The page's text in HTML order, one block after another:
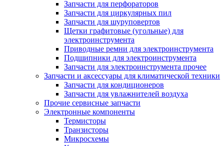
Запчасти для перфораторов
Запчасти для циркулярных пил
Запчасти для шуруповертов
Щетки графитовые (угольные) для
электроинструмента
Приводные ремни для электроинструмента
Подшипники для электроинструмента
Запчасти для электроинструмента прочее
Запчасти и аксессуары для климатической техники
Запчасти для кондиционеров
Запчасти для увлажнителей воздуха
Прочие сервисные запчасти
Электронные компоненты
Термисторы
Транзисторы
Микросхемы